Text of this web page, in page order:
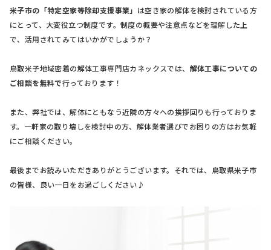
米子市の「特定空家等除却支援事業」 は空き家の解体を検討されている方
にとって、大変役立つ制度です。制度の概要や注意点などを理解した上
で、活用されてみてはいかがでしょうか？
鳥取米子地域密着の解体工事専門店カネックスでは、 解体工事についての
ご相談を無料で行っております！
また、弊社では、解体にともなう近隣の方々への挨拶回りも行っておりま
す。一軒家の取り壊しを検討中の方、解体業者選びでお困りの方はお気軽
にご相談ください。
最後までお読みいただきありがとうございます。それでは、鳥取県米子市
の皆様、良い一日をお過ごしください♪